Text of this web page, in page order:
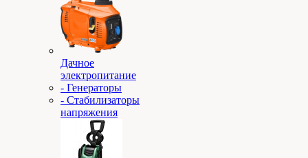
Дачное
электропитание
- Генераторы
- Стабилизаторы
напряжения